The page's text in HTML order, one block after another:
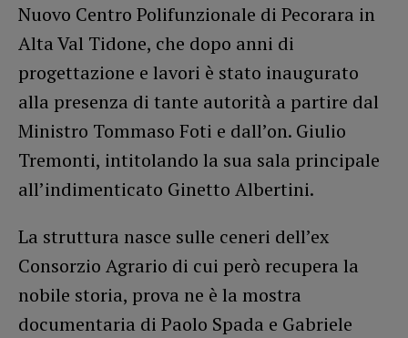
Nuovo Centro Polifunzionale di Pecorara in
Alta Val Tidone, che dopo anni di
progettazione e lavori è stato inaugurato
alla presenza di tante autorità a partire dal
Ministro Tommaso Foti e dall’on. Giulio
Tremonti, intitolando la sua sala principale
all’indimenticato Ginetto Albertini.
La struttura nasce sulle ceneri dell’ex
Consorzio Agrario di cui però recupera la
nobile storia, prova ne è la mostra
documentaria di Paolo Spada e Gabriele